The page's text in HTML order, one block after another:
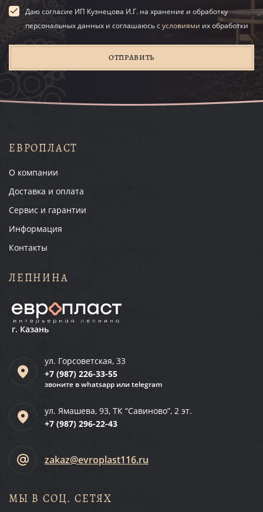
Даю согласие ИП Кузнецова И.Г. на хранение и обработку
персональных данных и соглашаюсь сусловиями их обработки
ОТПРАВИТЬ
ЕВРОПЛАСТ
О компании
Доставка и оплата
Сервис и гарантии
Информация
Контакты
ЛЕПНИНА
г. Казань
ул. Горсоветская, 33
+7 (987) 226-33-55
звоните в whatsapp или telegram
ул. Ямашева, 93, ТК “Савиново”, 2 эт.
+7 (987) 296-22-43
zakaz@evroplast116.ru
МЫ В СОЦ. СЕТЯХ